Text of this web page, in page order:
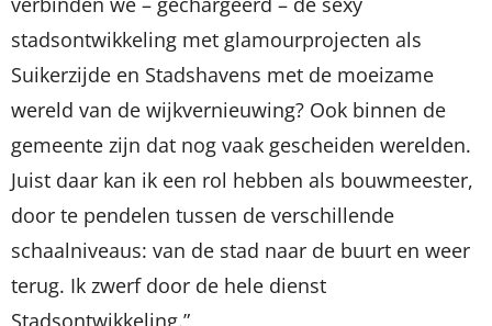
stadsontwikkeling met glamourprojecten als
Suikerzijde en Stadshavens met de moeizame
wereld van de wijkvernieuwing? Ook binnen de
gemeente zijn dat nog vaak gescheiden werelden.
Juist daar kan ik een rol hebben als bouwmeester,
door te pendelen tussen de verschillende
schaalniveaus: van de stad naar de buurt en weer
terug. Ik zwerf door de hele dienst